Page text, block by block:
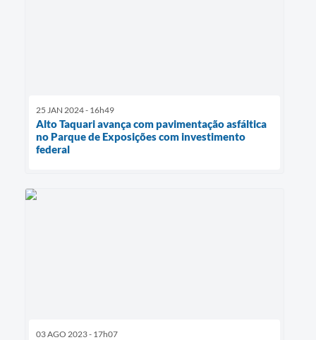
25 JAN 2024 - 16h49
Alto Taquari avança com pavimentação asfáltica
no Parque de Exposições com investimento
federal
03 AGO 2023 - 17h07